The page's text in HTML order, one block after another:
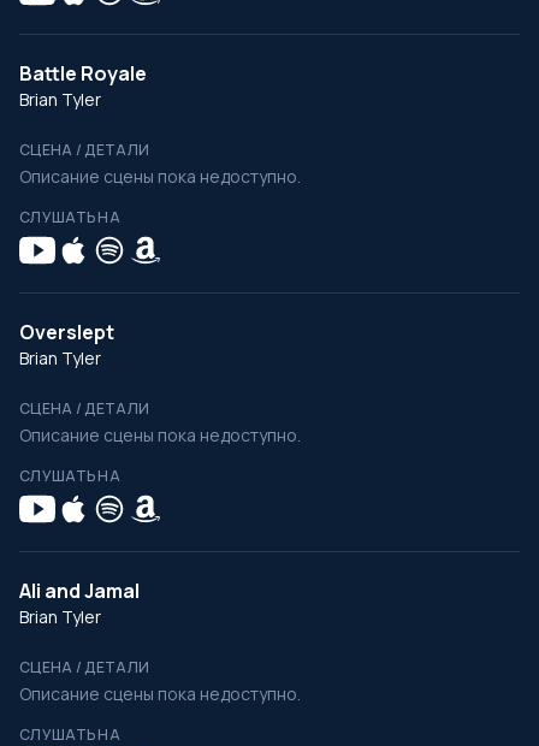
Battle Royale
Brian Tyler
СЦЕНА / ДЕТАЛИ
Описание сцены пока недоступно.
СЛУШАТЬ НА
Overslept
Brian Tyler
СЦЕНА / ДЕТАЛИ
Описание сцены пока недоступно.
СЛУШАТЬ НА
Ali and Jamal
Brian Tyler
СЦЕНА / ДЕТАЛИ
Описание сцены пока недоступно.
СЛУШАТЬ НА